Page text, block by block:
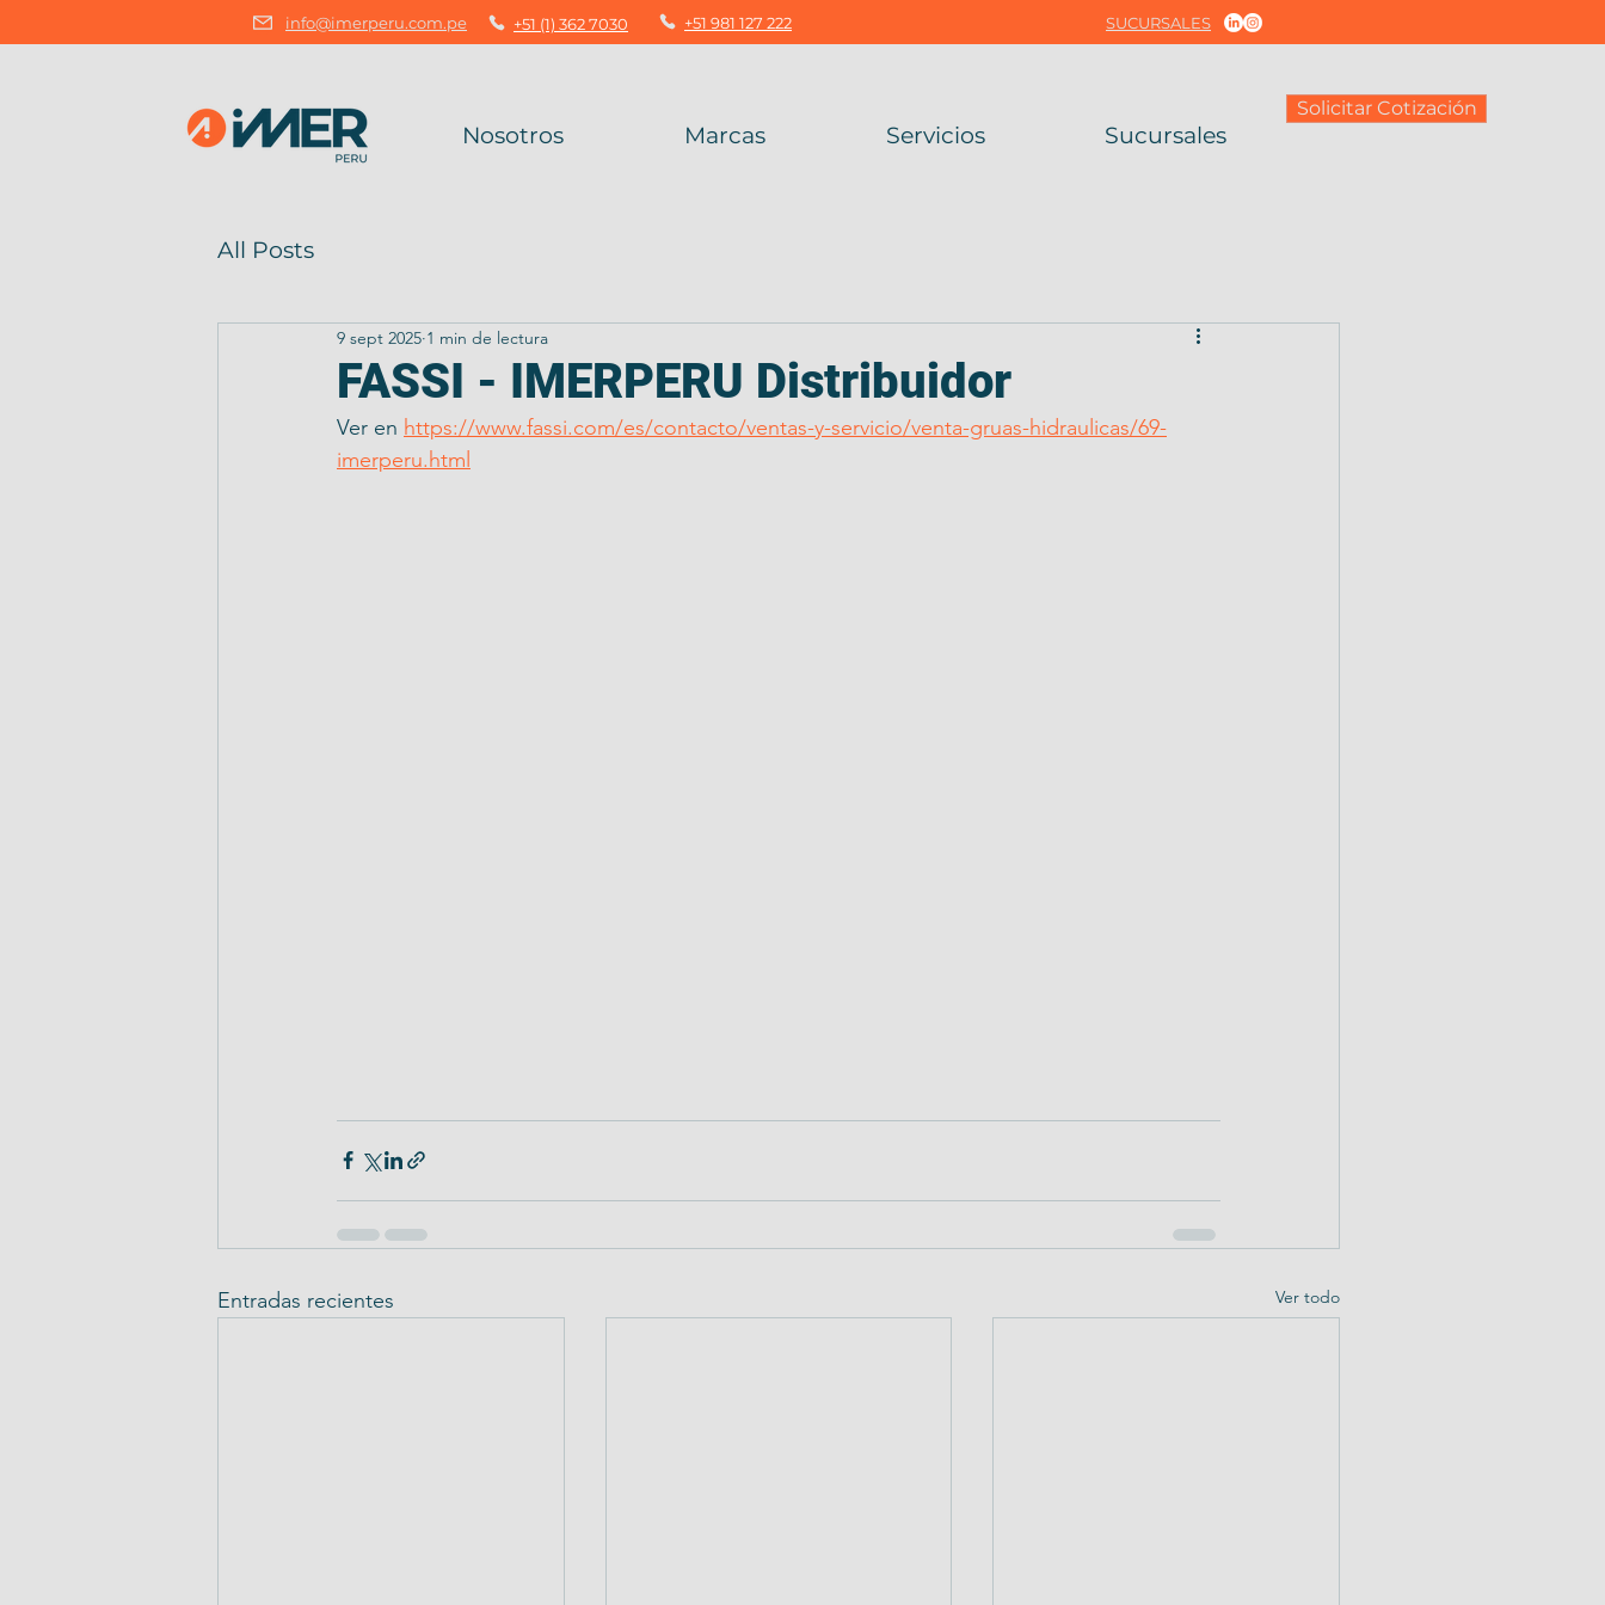
info@imerperu.com.pe +51 (1) 362 7030 +51 981 127 222 SUCURSALES
Nosotros Marcas Servicios Sucursales
Solicitar Cotización
All Posts
FASSI - IMERPERU Distribuidor
9 sept 2025 1 min de lectura
Ver en https://www.fassi.com/es/contacto/ventas-y-servicio/venta-gruas-hidraulicas/69-
imerperu.html
Entradas recientes Ver todo